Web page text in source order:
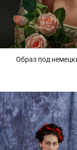
Образ под